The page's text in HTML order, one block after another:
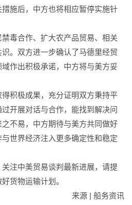
施后，中方也将相应暂停实施针
合作、扩大农产品贸易、相关
。双方进一步确认了马德里经贸
作出积极承诺，中方将与美方妥
积极成果，充分证明双方秉持平
开展对话与合作，能找到解决问
不易，中方期待与美方共同做好
世界经济注入更多确定性和稳定
中美贸易谈判最新进展，请提
货物运输计划。
来源 | 船务资讯